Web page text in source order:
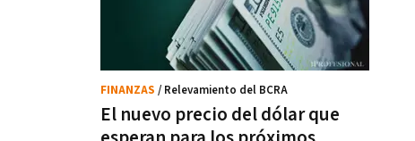
El nuevo precio del dólar que
FINANZAS / Relevamiento del BCRA